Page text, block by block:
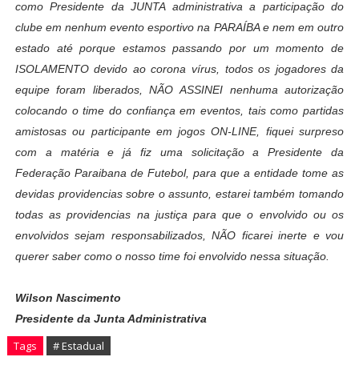
como Presidente da JUNTA administrativa a participação do
clube em nenhum evento esportivo na PARAÍBA e nem em outro
estado até porque estamos passando por um momento de
ISOLAMENTO devido ao corona vírus, todos os jogadores da
equipe foram liberados, NÃO ASSINEI nenhuma autorização
colocando o time do confiança em eventos, tais como partidas
amistosas ou participante em jogos ON-LINE, fiquei surpreso
com a matéria e já fiz uma solicitação a Presidente da
Federação Paraibana de Futebol, para que a entidade tome as
devidas providencias sobre o assunto, estarei também tomando
todas as providencias na justiça para que o envolvido ou os
envolvidos sejam responsabilizados, NÃO ficarei inerte e vou
querer saber como o nosso time foi envolvido nessa situação.
Wilson Nascimento
Presidente da Junta Administrativa
Tags # Estadual